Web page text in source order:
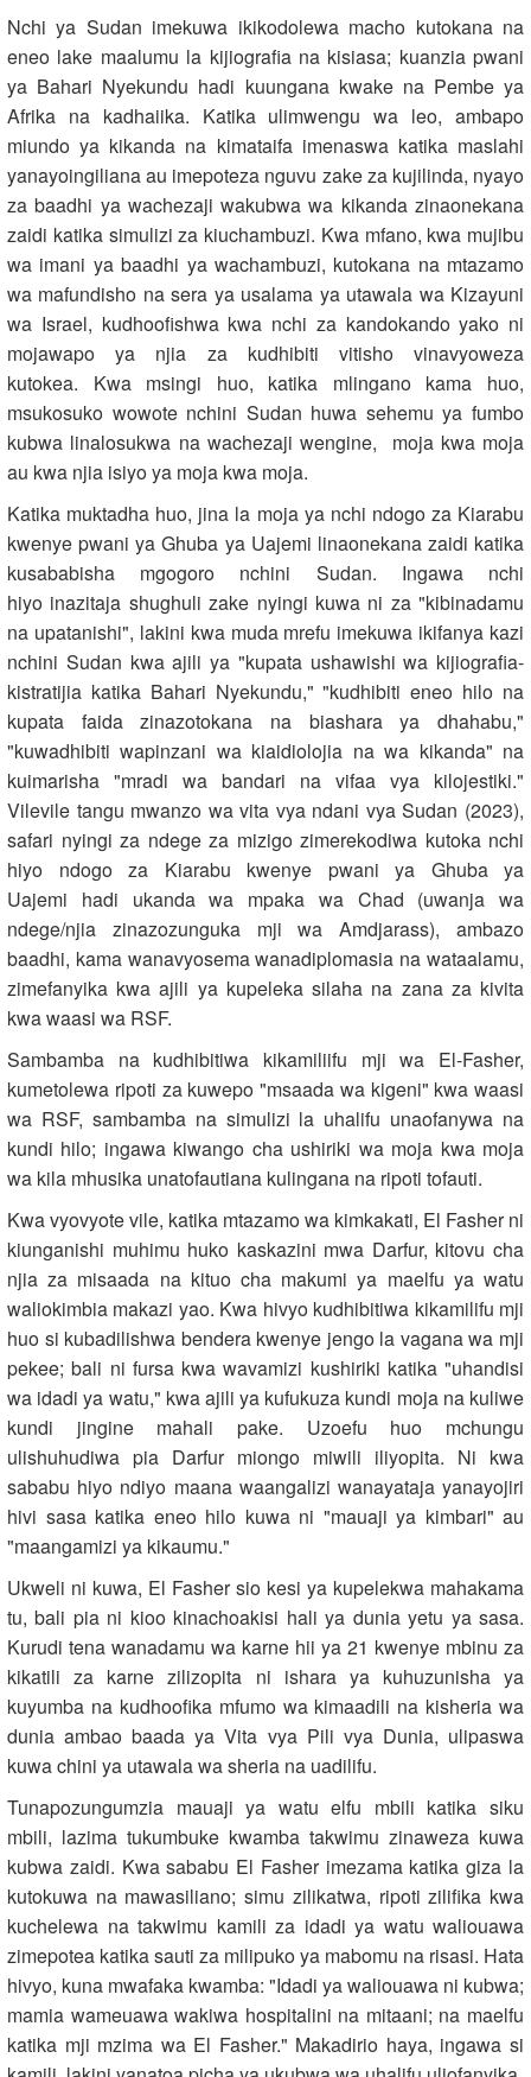
Nchi ya Sudan imekuwa ikikodolewa macho kutokana na
eneo lake maalumu la kijiografia na kisiasa; kuanzia pwani
ya Bahari Nyekundu hadi kuungana kwake na Pembe ya
Afrika na kadhaiika. Katika ulimwengu wa leo, ambapo
miundo ya kikanda na kimataifa imenaswa katika maslahi
yanayoingiliana au imepoteza nguvu zake za kujilinda, nyayo
za baadhi ya wachezaji wakubwa wa kikanda zinaonekana
zaidi katika simulizi za kiuchambuzi. Kwa mfano, kwa mujibu
wa imani ya baadhi ya wachambuzi, kutokana na mtazamo
wa mafundisho na sera ya usalama ya utawala wa Kizayuni
wa Israel, kudhoofishwa kwa nchi za kandokando yako ni
mojawapo ya njia za kudhibiti vitisho vinavyoweza
kutokea. Kwa msingi huo, katika mlingano kama huo,
msukosuko wowote nchini Sudan huwa sehemu ya fumbo
kubwa linalosukwa na wachezaji wengine, moja kwa moja
au kwa njia isiyo ya moja kwa moja.
Katika muktadha huo, jina la moja ya nchi ndogo za Kiarabu
kwenye pwani ya Ghuba ya Uajemi linaonekana zaidi katika
kusababisha mgogoro nchini Sudan. Ingawa nchi
hiyo inazitaja shughuli zake nyingi kuwa ni za "kibinadamu
na upatanishi", lakini kwa muda mrefu imekuwa ikifanya kazi
nchini Sudan kwa ajili ya "kupata ushawishi wa kijiografia-
kistratijia katika Bahari Nyekundu," "kudhibiti eneo hilo na
kupata faida zinazotokana na biashara ya dhahabu,"
"kuwadhibiti wapinzani wa kiaidiolojia na wa kikanda" na
kuimarisha "mradi wa bandari na vifaa vya kilojestiki."
Vilevile tangu mwanzo wa vita vya ndani vya Sudan (2023),
safari nyingi za ndege za mizigo zimerekodiwa kutoka nchi
hiyo ndogo za Kiarabu kwenye pwani ya Ghuba ya
Uajemi hadi ukanda wa mpaka wa Chad (uwanja wa
ndege/njia zinazozunguka mji wa Amdjarass), ambazo
baadhi, kama wanavyosema wanadiplomasia na wataalamu,
zimefanyika kwa ajili ya kupeleka silaha na zana za kivita
kwa waasi wa RSF.
Sambamba na kudhibitiwa kikamiliifu mji wa El-Fasher,
kumetolewa ripoti za kuwepo "msaada wa kigeni" kwa waasi
wa RSF, sambamba na simulizi la uhalifu unaofanywa na
kundi hilo; ingawa kiwango cha ushiriki wa moja kwa moja
wa kila mhusika unatofautiana kulingana na ripoti tofauti.
Kwa vyovyote vile, katika mtazamo wa kimkakati, El Fasher ni
kiunganishi muhimu huko kaskazini mwa Darfur, kitovu cha
njia za misaada na kituo cha makumi ya maelfu ya watu
waliokimbia makazi yao. Kwa hivyo kudhibitiwa kikamilifu mji
huo si kubadilishwa bendera kwenye jengo la vagana wa mji
pekee; bali ni fursa kwa wavamizi kushiriki katika "uhandisi
wa idadi ya watu," kwa ajili ya kufukuza kundi moja na kuliwe
kundi jingine mahali pake. Uzoefu huo mchungu
ulishuhudiwa pia Darfur miongo miwili iliyopita. Ni kwa
sababu hiyo ndiyo maana waangalizi wanayataja yanayojiri
hivi sasa katika eneo hilo kuwa ni "mauaji ya kimbari" au
"maangamizi ya kikaumu."
Ukweli ni kuwa, El Fasher sio kesi ya kupelekwa mahakama
tu, bali pia ni kioo kinachoakisi hali ya dunia yetu ya sasa.
Kurudi tena wanadamu wa karne hii ya 21 kwenye mbinu za
kikatili za karne zilizopita ni ishara ya kuhuzunisha ya
kuyumba na kudhoofika mfumo wa kimaadili na kisheria wa
dunia ambao baada ya Vita vya Pili vya Dunia, ulipaswa
kuwa chini ya utawala wa sheria na uadilifu.
Tunapozungumzia mauaji ya watu elfu mbili katika siku
mbili, lazima tukumbuke kwamba takwimu zinaweza kuwa
kubwa zaidi. Kwa sababu El Fasher imezama katika giza la
kutokuwa na mawasiliano; simu zilikatwa, ripoti zilifika kwa
kuchelewa na takwimu kamili za idadi ya watu waliouawa
zimepotea katika sauti za milipuko ya mabomu na risasi. Hata
hivyo, kuna mwafaka kwamba: "Idadi ya waliouawa ni kubwa;
mamia wameuawa wakiwa hospitalini na mitaani; na maelfu
katika mji mzima wa El Fasher." Makadirio haya, ingawa si